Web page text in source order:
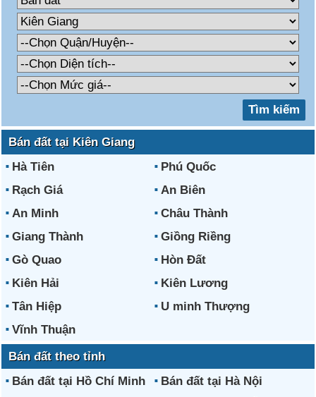
Bán đất tại Kiên Giang
Hà Tiên
Phú Quốc
Rạch Giá
An Biên
An Minh
Châu Thành
Giang Thành
Giồng Riềng
Gò Quao
Hòn Đất
Kiên Hải
Kiên Lương
Tân Hiệp
U minh Thượng
Vĩnh Thuận
Bán đất theo tỉnh
Bán đất tại Hồ Chí Minh
Bán đất tại Hà Nội